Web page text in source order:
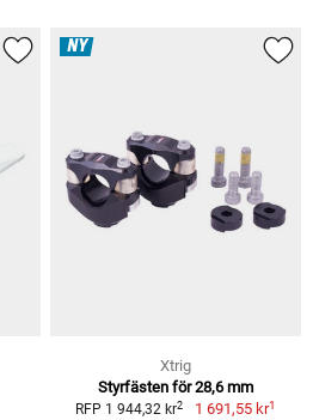
NY
Xtrig
Styrfästen för 28,6 mm
RFP 1 944,32 kr2 1 691,55 kr1